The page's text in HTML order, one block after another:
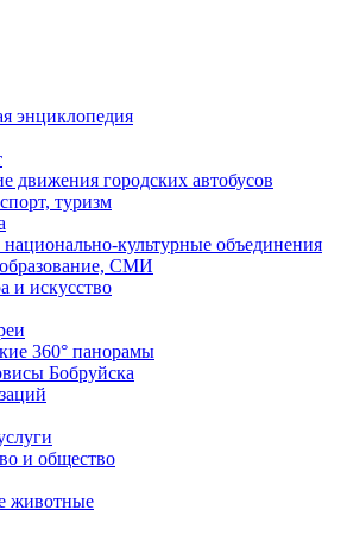
энциклопедия
движения городских автобусов
туризм
национально-культурные объединения
образование, СМИ
и искусство
360° панорамы
Бобруйска
и общество
животные